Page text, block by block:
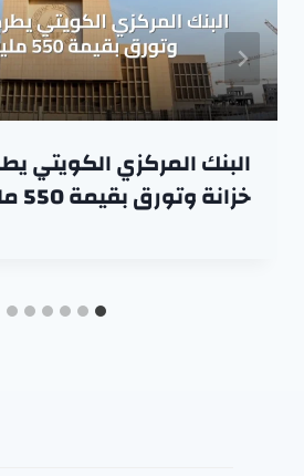
البنك المركزي الكويتي
خزانة وتورق بقيمة 550 مليون دينار